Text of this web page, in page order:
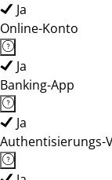
Ja
Online-Konto
Ja
Banking-App
Ja
Authentisierungs-